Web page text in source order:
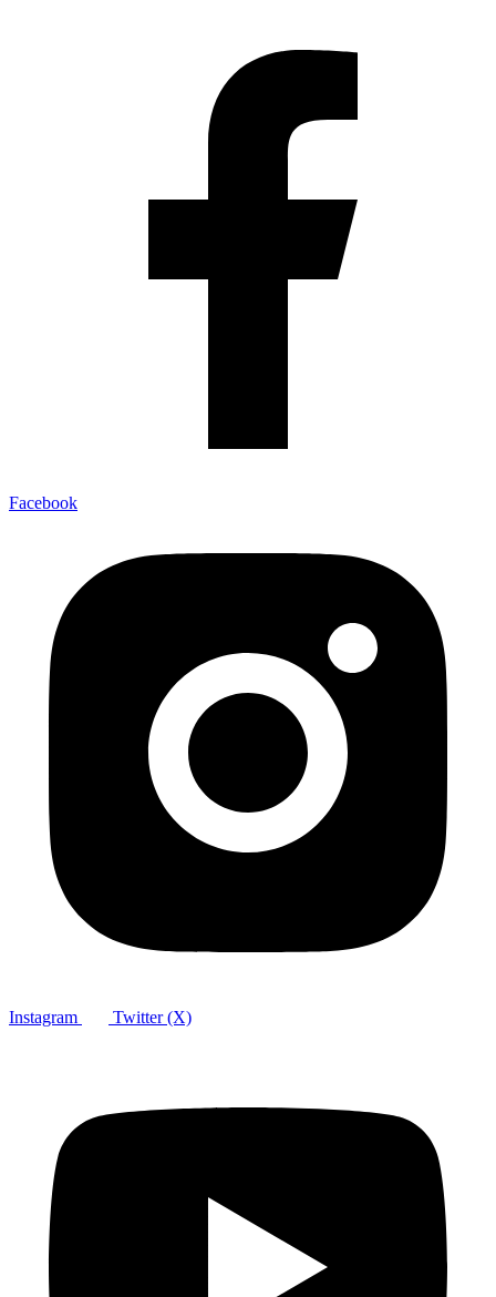
Facebook
Instagram Twitter (X)